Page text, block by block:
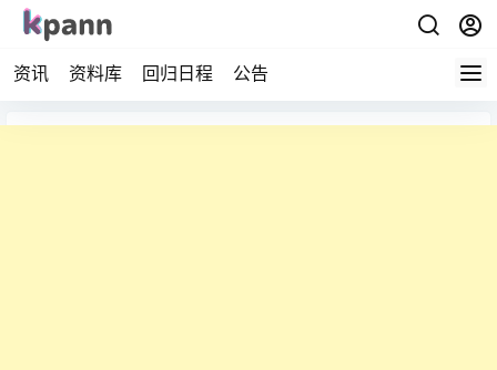
资讯 资料库 回归日程 公告